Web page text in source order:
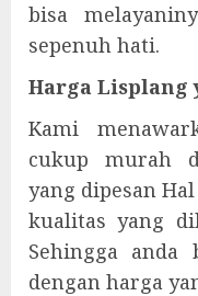
bisa
sepenuh hati.
Harga Lisplang
Kami
cukup murah
yang dipesan
kualitas yang
Sehingga anda
dengan harga